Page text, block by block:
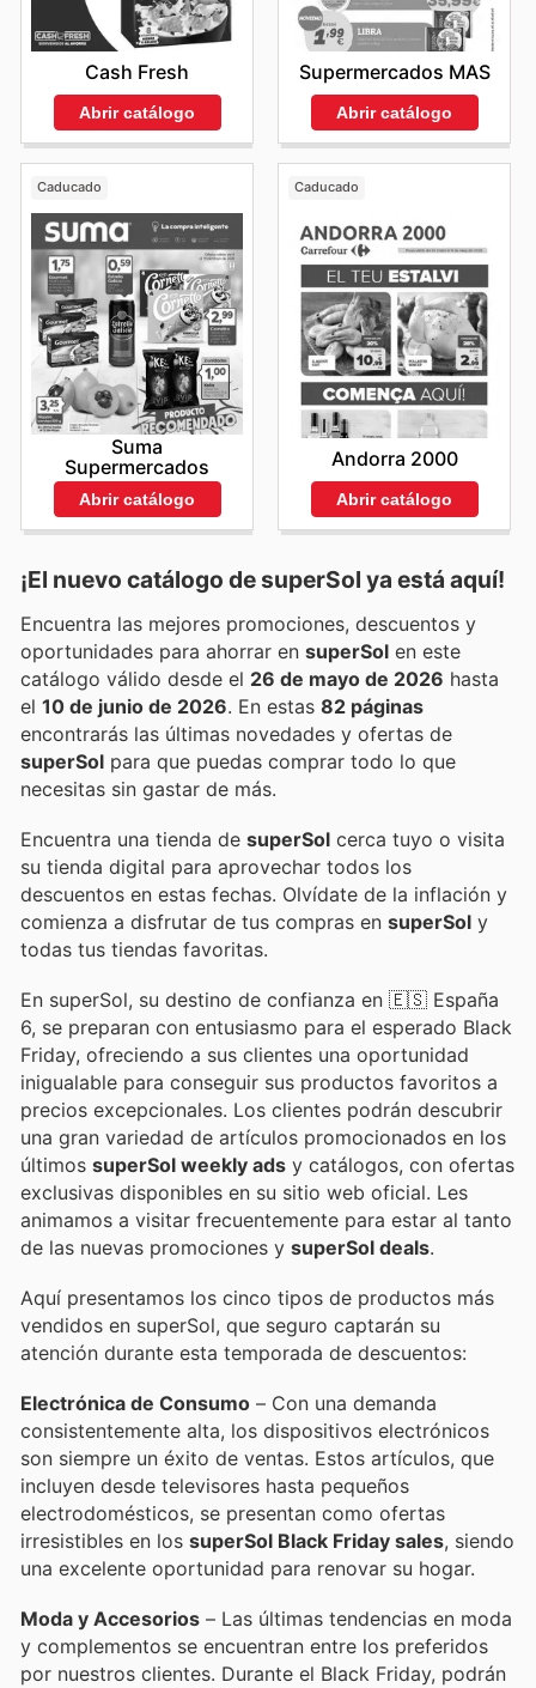
Cash Fresh
Abrir catálogo
Supermercados MAS
Abrir catálogo
Caducado
Suma
Supermercados
Abrir catálogo
Caducado
Andorra 2000
Abrir catálogo
¡El nuevo catálogo desuperSol ya está aquí!
Encuentra las mejores promociones, descuentos y
oportunidades para ahorrar en superSol en este
catálogo válido desde el 26 de mayo de 2026 hasta
el 10 de junio de 2026 . En estas 82 páginas
encontrarás las últimas novedades y ofertas de
superSol para que puedas comprar todo lo que
necesitas sin gastar de más.
Encuentra una tienda de superSol cerca tuyo o visita
su tienda digital para aprovechar todos los
descuentos en estas fechas. Olvídate de la inflación y
comienza a disfrutar de tus compras en superSol y
todas tus tiendas favoritas.
En superSol, su destino de confianza en 🇪🇸 España
6, se preparan con entusiasmo para el esperado Black
Friday, ofreciendo a sus clientes una oportunidad
inigualable para conseguir sus productos favoritos a
precios excepcionales. Los clientes podrán descubrir
una gran variedad de artículos promocionados en los
últimos superSol weekly ads y catálogos, con ofertas
exclusivas disponibles en su sitio web oficial. Les
animamos a visitar frecuentemente para estar al tanto
de las nuevas promociones y superSol deals.
Aquí presentamos los cinco tipos de productos más
vendidos en superSol, que seguro captarán su
atención durante esta temporada de descuentos:
Electrónica de Consumo – Con una demanda
consistentemente alta, los dispositivos electrónicos
son siempre un éxito de ventas. Estos artículos, que
incluyen desde televisores hasta pequeños
electrodomésticos, se presentan como ofertas
irresistibles en los superSol Black Friday sales, siendo
una excelente oportunidad para renovar su hogar.
Moda y Accesorios – Las últimas tendencias en moda
y complementos se encuentran entre los preferidos
por nuestros clientes. Durante el Black Friday, podrán